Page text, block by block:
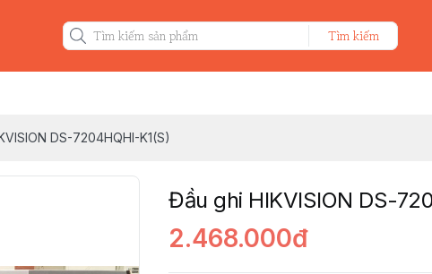
Tìm kiếm
DS-7204HQHI-K1(S)
Đầu ghi HIKVISION DS-
2.468.000đ